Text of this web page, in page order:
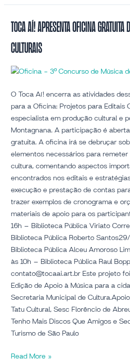
Toca Aí! apresenta oficina gratuita
Culturais
O Toca Aí! encerra as atividades
para a Oficina: Projetos para Editais
especialista em produção cultural e
Montagnana. A participação é
gratuita. A oficina irá se debruçar
elementos necessários para
cultura, comentando aspectos
encontrados nos editais e
execução e prestação de contas
trazer exemplos de cronograma e
materiais de apoio para os
16h – Biblioteca Pública Viriato
Biblioteca Pública Roberto
Biblioteca Pública Alceu Amoroso
às 10h – Biblioteca Pública Raul
contato@tocaai.art.br Este projeto
Edição de Apoio à Música para a
Secretaria Municipal de
Tatu Cultural, Sesc Florêncio de
Tenho Mais Discos Que Amigos e
Turismo de São Paulo
Toca
Aí!
apresenta
gratuita
Projetos
para
Editais
Culturais
Read More »